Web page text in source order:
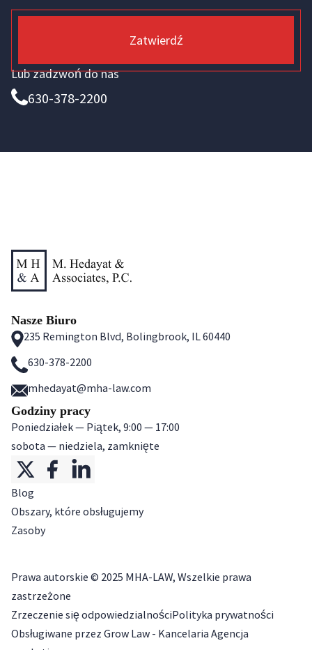
Zatwierdź
Lub zadzwoń do nas
630-378-2200
Nasze Biuro
235 Remington Blvd, Bolingbrook, IL 60440
630-378-2200
mhedayat@mha-law.com
Godziny pracy
Poniedziałek — Piątek, 9:00 — 17:00
sobota — niedziela, zamknięte
Blog
Obszary, które obsługujemy
Zasoby
Prawa autorskie © 2025 MHA-LAW, Wszelkie prawa
zastrzeżone
Zrzeczenie się odpowiedzialnościPolityka prywatności
Obsługiwane przez Grow Law - Kancelaria Agencja